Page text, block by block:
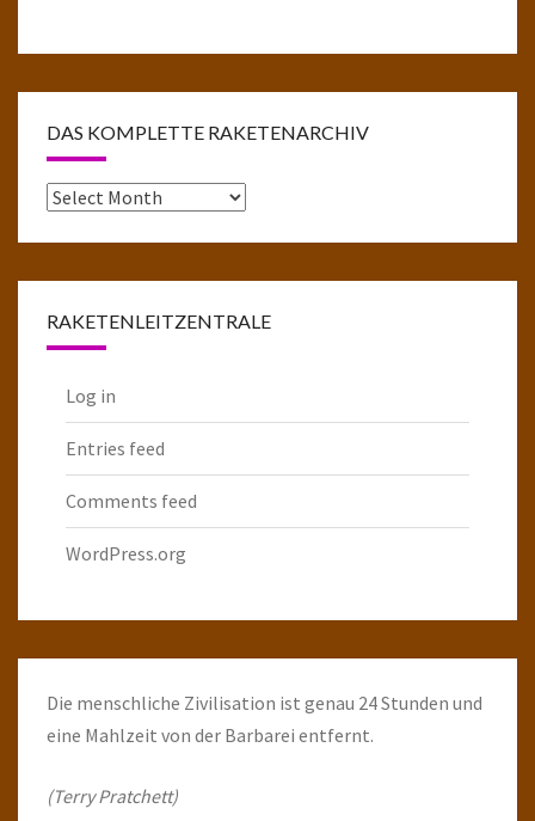
DAS KOMPLETTE RAKETENARCHIV
Das
RAKETENLEITZENTRALE
Log in
Entries feed
Comments feed
WordPress.org
Die menschliche Zivilisation ist genau 24 Stunden und
eine Mahlzeit von der Barbarei entfernt.
(Terry Pratchett)